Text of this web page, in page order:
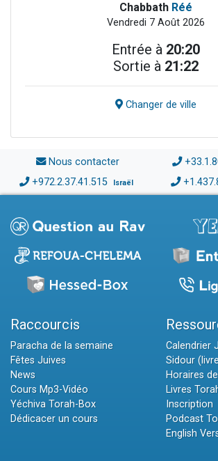
Chabbath Réé
Vendredi 7 Août 2026
Entrée à 20:20
Sortie à 21:22
Changer de ville
Nous contacter
+972.2.37.41.515 Israël
Raccourcis
Paracha de la semaine
Fêtes Juives
News
Cours Mp3-Vidéo
Yéchiva Torah-Box
Dédicacer un cours
Calendrier
Sidour
Horaires
Livres
Inscription
Podcast
English